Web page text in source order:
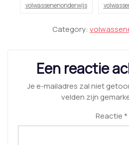
volwassenenonderwijs
Category:
Een reactie
Je e-mailadres zal niet
velden zijn
Reactie *